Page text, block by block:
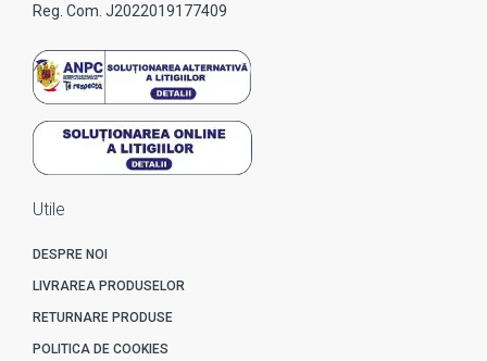
Reg. Com. J2022019177409
Utile
DESPRE NOI
LIVRAREA PRODUSELOR
RETURNARE PRODUSE
POLITICA DE COOKIES